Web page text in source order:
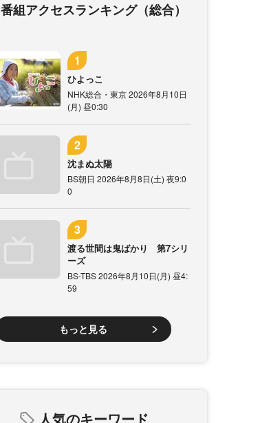
番組アクセスランキング（総合）
ひよっこ
NHK総合・東京 2026年8月10日
(月) 昼0:30
沈まぬ太陽
BS朝日 2026年8月8日(土) 夜9:0
0
渡る世間は鬼ばかり 第7シリ
ーズ
BS-TBS 2026年8月10日(月) 昼4:
59
もっと見る
人気のキーワード